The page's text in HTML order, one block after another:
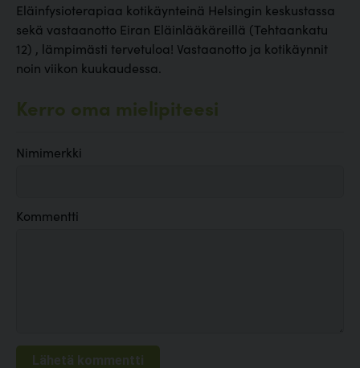
Eläinfysioterapiaa kotikäynteinä Helsingin keskustassa
sekä vastaanotto Eiran Eläinlääkäreillä (Tehtaankatu
12) , lämpimästi tervetuloa! Vastaanotto ja kotikäynnit
noin viikon kuukaudessa.
Kerro oma mielipiteesi
Nimimerkki
Kommentti